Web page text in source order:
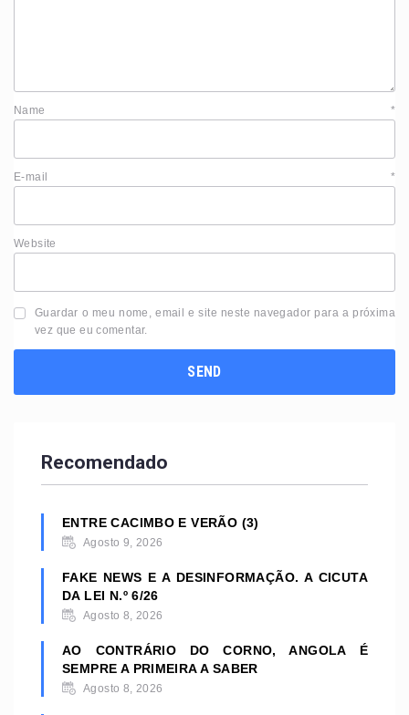
Name *
E-mail *
Website
Guardar o meu nome, email e site neste navegador para a próxima
vez que eu comentar.
Recomendado
ENTRE CACIMBO E VERÃO (3)
Agosto 9, 2026
FAKE NEWS E A DESINFORMAÇÃO. A CICUTA
DA LEI N.º 6/26
Agosto 8, 2026
AO CONTRÁRIO DO CORNO, ANGOLA É
SEMPRE A PRIMEIRA A SABER
Agosto 8, 2026